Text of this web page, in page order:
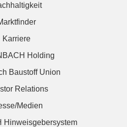
Karriere
Holding
Baustoff Union
Relations
Medien
Hinweisgebersystem